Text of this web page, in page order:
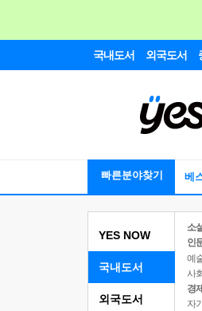
국내도서 외국도서
빠른분야찾기 베
YES NOW
국내도서
소
인
예
사
경
자
외국도서